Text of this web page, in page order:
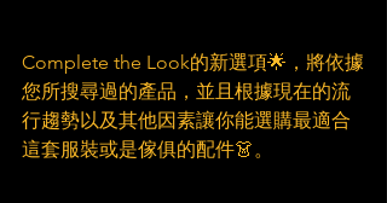
Complete the Look的新選項🌟，將依據
您所搜尋過的產品，並且根據現在的流
行趨勢以及其他因素讓你能選購最適合
這套服裝或是傢俱的配件👗。